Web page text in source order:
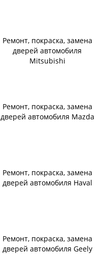
Ремонт, покраска, замена
дверей автомобиля
Mitsubishi
Ремонт, покраска, замена
дверей автомобиля Mazda
Ремонт, покраска, замена
дверей автомобиля Haval
Ремонт, покраска, замена
дверей автомобиля Geely